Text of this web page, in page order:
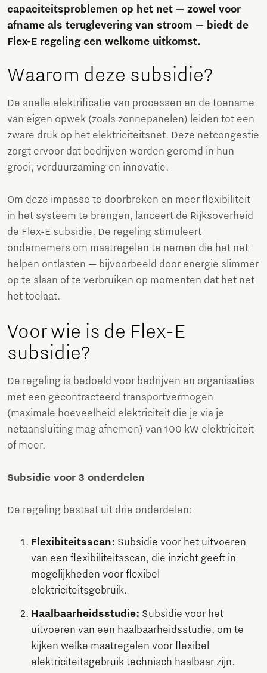
capaciteitsproblemen op het net — zowel voor
afname als teruglevering van stroom — biedt de
Flex-E regeling een welkome uitkomst.
Waarom deze subsidie?
De snelle elektrificatie van processen en de toename
van eigen opwek (zoals zonnepanelen) leiden tot een
zware druk op het elektriciteitsnet. Deze netcongestie
zorgt ervoor dat bedrijven worden geremd in hun
groei, verduurzaming en innovatie.
Om deze impasse te doorbreken en meer flexibiliteit
in het systeem te brengen, lanceert de Rijksoverheid
de Flex-E subsidie. De regeling stimuleert
ondernemers om maatregelen te nemen die het net
helpen ontlasten — bijvoorbeeld door energie slimmer
op te slaan of te verbruiken op momenten dat het net
het toelaat.
Voor wie is de Flex-E
subsidie?
De regeling is bedoeld voor bedrijven en organisaties
met een gecontracteerd transportvermogen
(maximale hoeveelheid elektriciteit die je via je
netaansluiting mag afnemen) van 100 kW elektriciteit
of meer.
Subsidie voor 3 onderdelen
De regeling bestaat uit drie onderdelen:
Flexibiteitsscan: Subsidie voor het uitvoeren
van een flexibiliteitsscan, die inzicht geeft in
mogelijkheden voor flexibel
elektriciteitsgebruik.
Haalbaarheidsstudie: Subsidie voor het
uitvoeren van een haalbaarheidsstudie, om te
kijken welke maatregelen voor flexibel
elektriciteitsgebruik technisch haalbaar zijn.